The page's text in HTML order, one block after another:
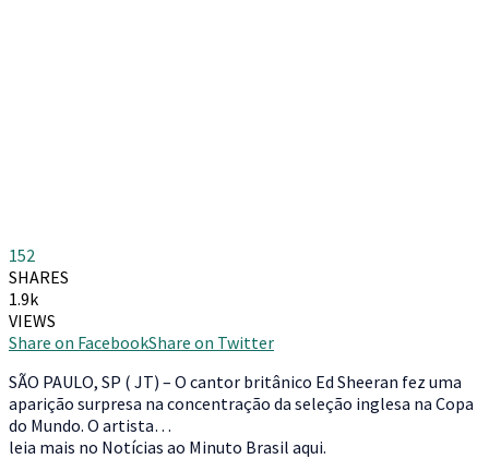
152
SHARES
1.9k
VIEWS
Share on FacebookShare on Twitter
SÃO PAULO, SP ( JT) – O cantor britânico Ed Sheeran fez uma
aparição surpresa na concentração da seleção inglesa na Copa
do Mundo. O artista…
leia mais no Notícias ao Minuto Brasil aqui.